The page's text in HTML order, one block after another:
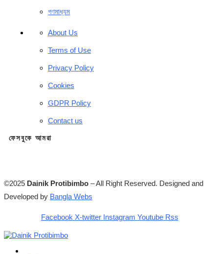
গণমাধ্যম
About Us
Terms of Use
Privacy Policy
Cookies
GDPR Policy
Contact us
ফেসবুকে আমরা
©2025 Dainik Protibimbo – All Right Reserved. Designed and
Developed by Bangla Webs
Facebook X-twitter Instagram Youtube Rss